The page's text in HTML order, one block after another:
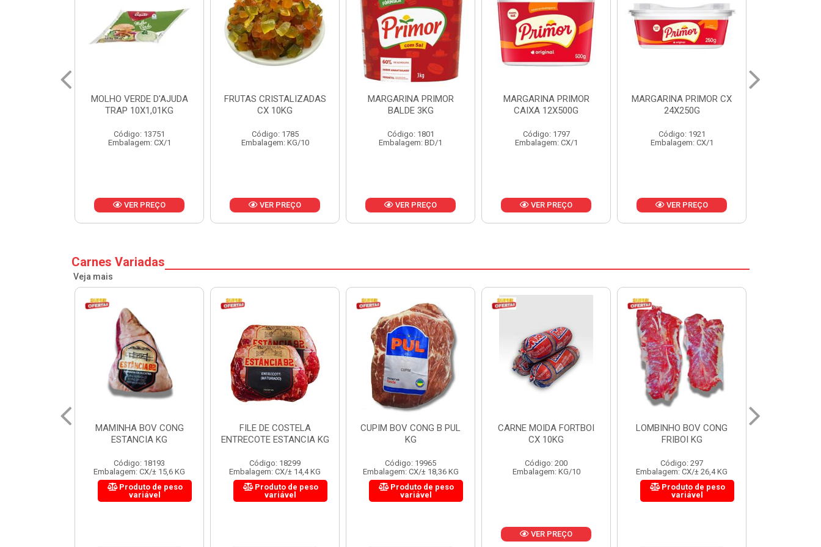
FRUTAS CRISTALIZADAS
CX 10KG
Código: 1785
Embalagem: KG/10
VER PREÇO
MARGARINA PRIMOR
BALDE 3KG
Código: 1801
Embalagem: BD/1
VER PREÇO
MARGARINA PRIMOR
CAIXA 12X500G
Código: 1797
Embalagem: CX/1
VER PREÇO
MARGARINA PRIMOR CX
24X250G
Código: 1921
Embalagem: CX/1
VER PREÇO
MARGARINA DELICIA
CAIXA 24X250G
Código: 6958
Embalagem: CX/1
VER PREÇO
Carnes Variadas
Veja mais
FILE DE COSTELA
ENTRECOTE ESTANCIA KG
Código: 18299
Embalagem: CX/± 14,4 KG
Produto de peso
variável
CUPIM BOV CONG B PUL
KG
Código: 19965
Embalagem: CX/± 18,36 KG
Produto de peso
variável
CARNE MOIDA FORTBOI
CX 10KG
Código: 200
Embalagem: KG/10
LOMBINHO BOV CONG
FRIBOI KG
Código: 297
Embalagem: CX/± 26,4 KG
FIGADO BOV CONG FRIBOI
KG
Código: 222
Embalagem: CX/± 30,12 KG
Produto de peso
variável